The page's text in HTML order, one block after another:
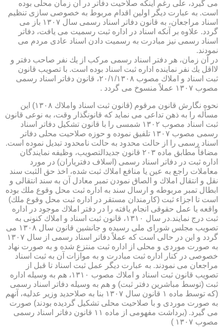
می گیرد، علی رغم اینكه صلاحیت دفاتر در آن زمان محلی بوده
است. به عبارت دیگر اولین اقدام مربوط به خصوصی سازی تنظیم
اسناد مراجعان، به قانون دفاتر اسناد رسمی سال ۱۳۰۷ باز می
گردد. علاوه بر آنكه اسناد در اداره ثبت رسمیت می یافت، دفاتر
اسناد رسمی نیز مبادرت به رسمیت دادن اسناد عادی مردم می
نمودند.
در آن زمان، هر دفتر اسناد رسمی مركب از یك نفر صاحب دفتر و
لااقل یك نفر نماینده اداره ثبت اسناد بوده است. با تصویب قانون
ثبت اسناد و املاك مصوب ۲۰/۱/۱۳۰۸، قانون دفاتر اسناد رسمی
مصوب ۱۳۰۷ عملاً منسوخ می گردد .
نحوه نگارش قانون مرقوم (قانون ثبت اسناد واملاك ۱۳۰۸) این
مسأله را به ذهن تداعی می نماید كه قانونگذار وقت، به نوعی قانون
ثبت اسناد مصوب ۱۳۰۲ شمسی را با قانون تشكیل دفاتر اسناد
رسمی مصوب ۱۳۰۷ تلفیق نموده و حوزه صلاحیت محلی دفاتر
اسناد رسمی را از حالت محدود به حالت نامحدود تبدیل نموده است.
مضافاً مطابق ماده ۲۰۳ قانون جدیدالتصویب، وظیفه نمایندگان
اداره ثبت در دفاتر اسناد رسمی (اسلاف دفتریاران) در مورد
معاملات راجع به عین یا منافع املاك ثبت شده، اخذ حق الثبت سند
نقل و انتقال املاك و الصاق نمودن تمبر معادل آن به سند انتقالی و
ابطال تمبر مربوطه و ارسال سند به اداره ثبت محل وقوع ملك بوده
است تا اجزاء ثبت (كارمندان مستقر در اداره ثبت محل وقوع ملك)
واقعه یا عمل حقوقی انجام یافته را در دفتر املاك موجود در اداره
ثبت درج نمایند.در سال ۱۳۱۰، قانون ثبت اسناد و املاك كنونی به
تصویب مجلس شورای ملی رسیده و جانشین قانون سال ۱۳۰۸ می
گردد و این در حالی است كه عملاً دفاتر اسناد رسمی از سال ۱۳۰۷
به صورت موردی و محلی از اداره ثبت منتزع شده و به صورت نهاد
خصوصی در كنار اداره ثبت مبادرت و به موازات آن به ثبت اسناد
مراجعان می نمودند. به عبارت دیگر عمل ثبت اسناد تا قبل از
تصویب قانون ثبت اسناد و املاك مصوب ۱۳۱۰، هم به وسیله اداره
ثبت (توسط مباشرین دفتر ثبت) و هم به وسیله دفاتر اسناد رسمی
(كه توسط ماده ۱ قانون سال ۱۳۰۷ بنا به صلاحدید وزیر عدلیه، آنهم
به صورت موردی و با صلاحیت محلی تشكیل گردیده بودند) صورت
می گیرد. (برداشت مفهومی از ماده ۱۱ قانون دفاتر اسناد رسمی
مصوب ۱۳۰۷ )